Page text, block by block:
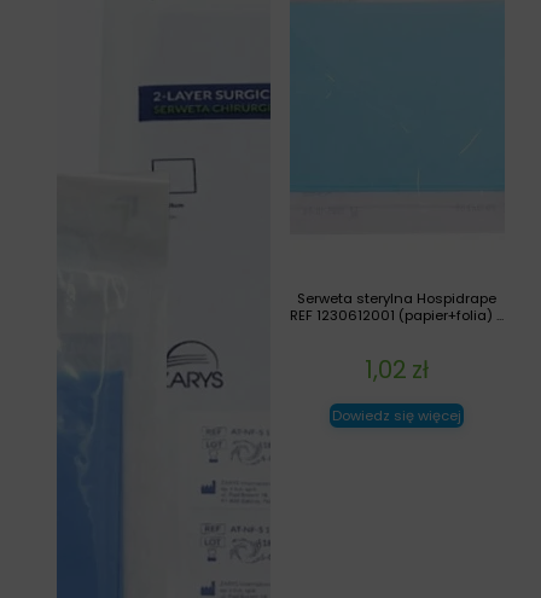
Serweta sterylna Hospidrape
REF 1230612001 (papier+folia) ...
1,02 zł
Dowiedz się więcej